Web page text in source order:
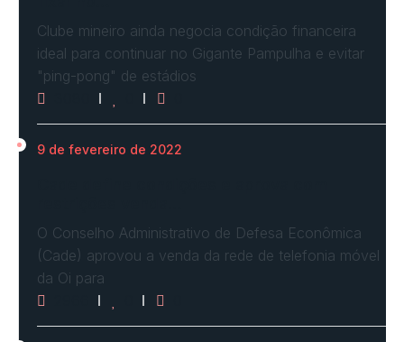
Clube mineiro ainda negocia condição financeira
ideal para continuar no Gigante Pampulha e evitar
"ping-pong" de estádios
9 de fevereiro de 2022
O Conselho Administrativo de Defesa Econômica
(Cade) aprovou a venda da rede de telefonia móvel
da Oi para